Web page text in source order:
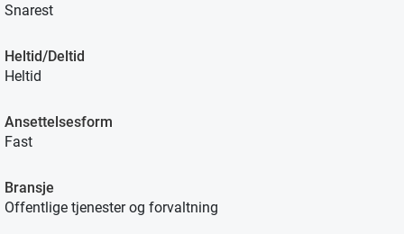
Snarest
Heltid/Deltid
Heltid
Ansettelsesform
Fast
Bransje
Offentlige tjenester og forvaltning